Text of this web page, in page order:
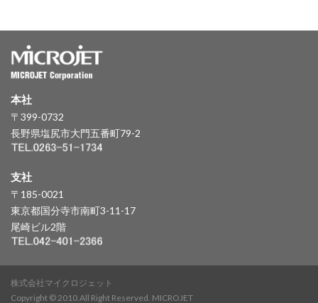
本社
〒399-0732
長野県塩尻市大門五番町79-2
支社
〒185-0021
東京都国分寺市南町3-11-17
尾崎ビル2階
株式会社マイクロジェット
Copyright © 2010.All Right Reserved. MICROJET